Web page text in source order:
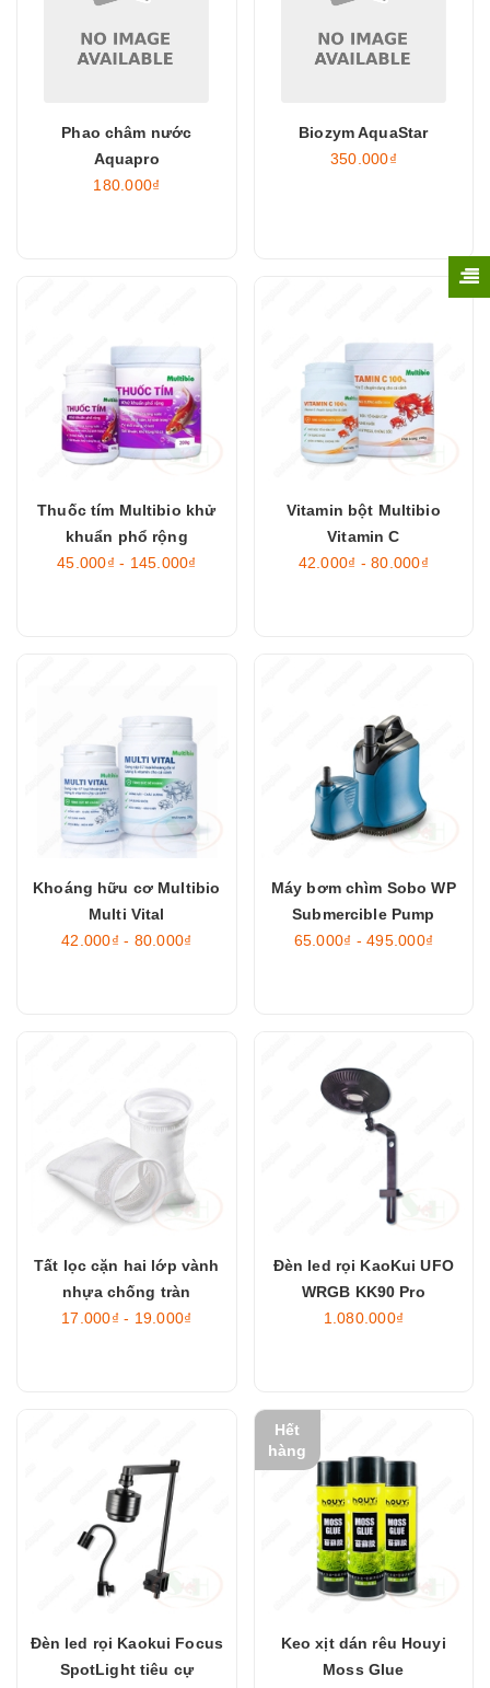
Phao châm nước
Aquapro
180.000₫
Biozym AquaStar
350.000₫
Thuốc tím Multibio khử
khuẩn phổ rộng
45.000₫ - 145.000₫
Vitamin bột Multibio
Vitamin C
42.000₫ - 80.000₫
Khoáng hữu cơ Multibio
Multi Vital
42.000₫ - 80.000₫
Máy bơm chìm Sobo WP
Submercible Pump
65.000₫ - 495.000₫
Tất lọc cặn hai lớp vành
nhựa chống tràn
17.000₫ - 19.000₫
Đèn led rọi KaoKui UFO
WRGB KK90 Pro
1.080.000₫
Đèn led rọi Kaokui Focus
SpotLight tiêu cự
Hết
hàng
Keo xịt dán rêu Houyi
Moss Glue